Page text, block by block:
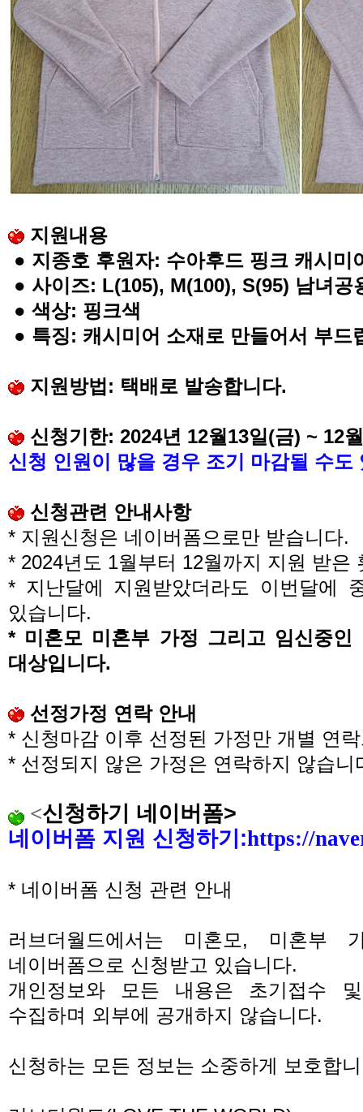
지원내용
● 지종호 후원자: 수아후드 핑크 캐시미
● 사이즈: L(105), M(100), S(95) 남녀공
● 색상: 핑크색
● 특징: 캐시미어 소재로 만들어서 부드
지원방법 : 택배로 발송합니다.
신청기한: 2024년 12월13일(금) ~ 12
신청 인원이 많을 경우 조기 마감될 수도
신청관련 안내사항
* 지원신청은 네이버폼으로만 받습니다.
* 2024년도 1월부터 12월까지 지원 받은
* 지난달에 지원받았더라도 이번달에
있습니다.
* 미혼모 미혼부 가정 그리고 임신중
대상입니다.
선정가정 연락 안내
* 신청마감 이후 선정된 가정만 개별 연
* 선정되지 않은 가정은 연락하지 않습니
<신청하기 네이버폼>
네이버폼 지원 신청하기 :https://
* 네이버폼 신청 관련 안내
러브더월드에서는 미혼모 , 미혼부
네이버폼으로 신청받고 있습니다.
개인정보와 모든 내용은 초기접수
수집하며 외부에 공개하지 않습니다.
신청하는 모든 정보는 소중하게 보호합